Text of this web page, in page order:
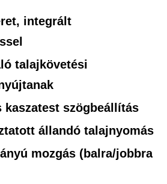
integrált
talajkövetési
kaszatest szögbeállítás
állandó talajnyomás
mozgás (balra/jobbra